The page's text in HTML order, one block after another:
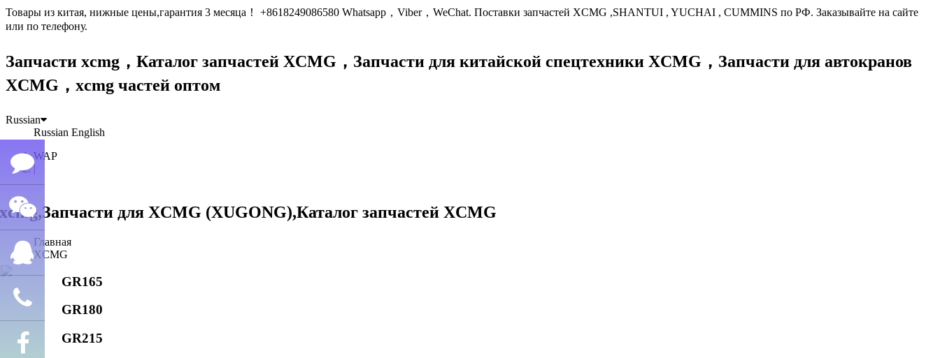
Товары из китая, нижные цены,гарантия 3 месяца！ +8618249086580 Whatsapp，Viber，WeChat. Поставки запчастей XCMG ,SHANTUI , YUCHAI , CUMMINS по РФ. Заказывайте на сайте
или по телефону.
Запчасти xcmg，Каталог запчастей XCMG， Запчасти для китайской спецтехники XCMG， Запчасти для автокранов
XCMG，xcmg частей оптом
Russian
Russian English
WAP
|
Главная
XCMG
GR165
GR180
GR215
Семён
лю
WeChat
QQ
Телефон